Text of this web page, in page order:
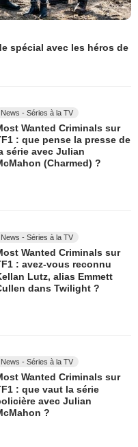
spécial avec les héros de
News - Séries à la TV
Wanted Criminals sur
: que pense la presse de
série avec Julian
(Charmed) ?
News - Séries à la TV
Wanted Criminals sur
: avez-vous reconnu
Lutz, alias Emmett
dans Twilight ?
News - Séries à la TV
Wanted Criminals sur
: que vaut la série
avec Julian
?